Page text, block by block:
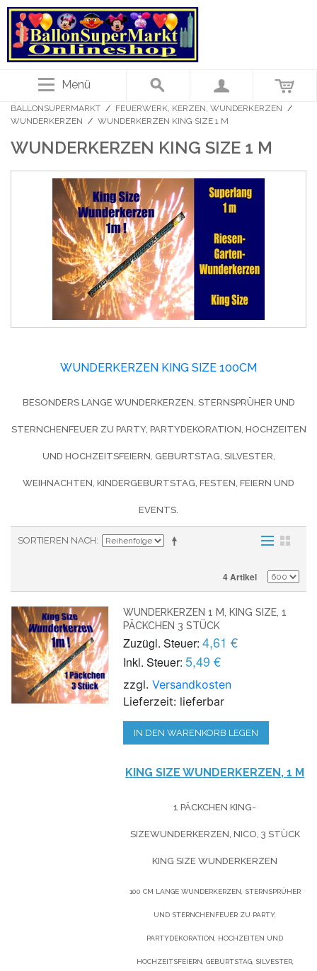
Menü
BALLONSUPERMARKT / FEUERWERK, KERZEN, WUNDERKERZEN /
WUNDERKERZEN / WUNDERKERZEN KING SIZE 1 M
WUNDERKERZEN KING SIZE 1 M
WUNDERKERZEN KING SIZE 100CM
BESONDERS LANGE WUNDERKERZEN, STERNSPRÜHER UND
STERNCHENFEUER ZU PARTY, PARTYDEKORATION, HOCHZEITEN
UND HOCHZEITSFEIERN, GEBURTSTAG, SILVESTER,
WEIHNACHTEN, KINDERGEBURTSTAG, FESTEN, FEIERN UND
EVENTS.
SORTIEREN NACH
4 Artikel
WUNDERKERZEN 1 M, KING SIZE, 1
PÄCKCHEN 3 STÜCK
Zuzügl. Steuer: 4,61 €
Inkl. Steuer: 5,49 €
zzgl.Versandkosten
Lieferzeit: lieferbar
IN DEN WARENKORB LEGEN
KING SIZE WUNDERKERZEN, 1 M
1 PÄCKCHEN KING-
SIZEWUNDERKERZEN, NICO, 3 STÜCK
KING SIZE WUNDERKERZEN
100 CM LANGE WUNDERKERZEN, STERNSPRÜHER
UND STERNCHENFEUER ZU PARTY,
PARTYDEKORATION, HOCHZEITEN UND
HOCHZEITSFEIERN, GEBURTSTAG, SILVESTER,